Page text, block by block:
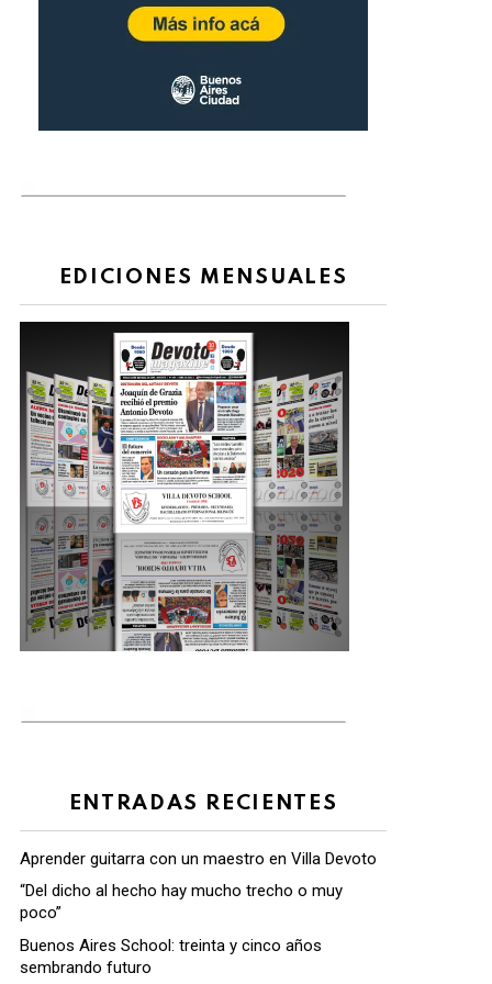
EDICIONES MENSUALES
ENTRADAS RECIENTES
Aprender guitarra con un maestro en Villa Devoto
“Del dicho al hecho hay mucho trecho o muy
poco”
Buenos Aires School: treinta y cinco años
sembrando futuro